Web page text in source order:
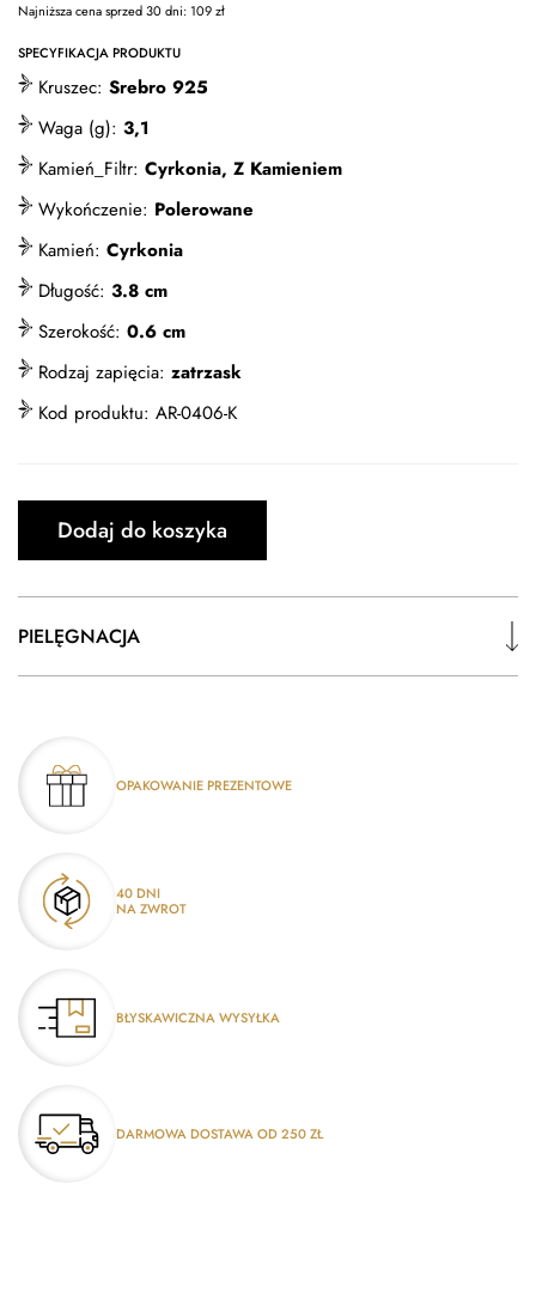
Najniższa cena sprzed 30 dni:109zł
SPECYFIKACJA PRODUKTU
Kruszec: Srebro 925
Waga (g): 3,1
Kamień_Filtr: Cyrkonia, Z Kamieniem
Wykończenie: Polerowane
Kamień: Cyrkonia
Długość: 3.8 cm
Szerokość: 0.6 cm
Rodzaj zapięcia: zatrzask
Kod produktu: AR-0406-K
Dodaj do koszyka
PIELĘGNACJA
OPAKOWANIE PREZENTOWE
40 DNI
NA ZWROT
BŁYSKAWICZNA WYSYŁKA
DARMOWA DOSTAWA OD 250 ZŁ